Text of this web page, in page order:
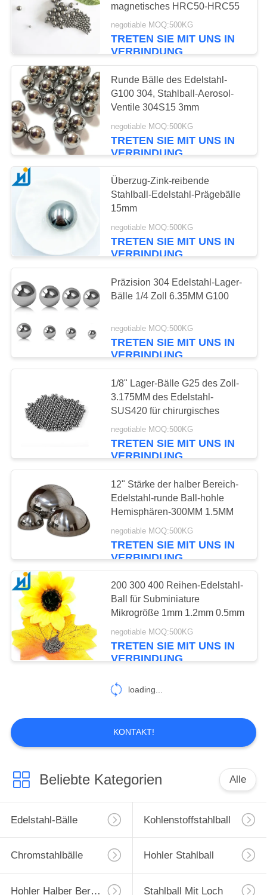
FÄLLE
FORDERN
SIE
EIN
ZITAT
SITEMAP
PRIVACY
POLICY
magnetisches HRC50-HRC55
negotiable MOQ:500KG
TRETEN SIE MIT UNS IN
VERBINDUNG
Runde Bälle des Edelstahl-
G100 304, Stahlball-Aerosol-
Ventile 304S15 3mm
negotiable MOQ:500KG
TRETEN SIE MIT UNS IN
VERBINDUNG
Überzug-Zink-reibende
Stahlball-Edelstahl-Prägebälle
15mm
negotiable MOQ:500KG
TRETEN SIE MIT UNS IN
VERBINDUNG
Präzision 304 Edelstahl-Lager-
Bälle 1/4 Zoll 6.35MM G100
negotiable MOQ:500KG
TRETEN SIE MIT UNS IN
VERBINDUNG
1/8" Lager-Bälle G25 des Zoll-
3.175MM des Edelstahl-
SUS420 für chirurgisches
negotiable MOQ:500KG
TRETEN SIE MIT UNS IN
VERBINDUNG
12" Stärke der halber Bereich-
Edelstahl-runde Ball-hohle
Hemisphären-300MM 1.5MM
negotiable MOQ:500KG
TRETEN SIE MIT UNS IN
VERBINDUNG
200 300 400 Reihen-Edelstahl-
Ball für Subminiature
Mikrogröße 1mm 1.2mm 0.5mm
negotiable MOQ:500KG
TRETEN SIE MIT UNS IN
VERBINDUNG
loading...
KONTAKT!
Beliebte Kategorien Alle
Edelstahl-Bälle Kohlenstoffstahlball
Chromstahlbälle Hohler Stahlball
Hohler Halber Bereich Stahlball Mit Loch